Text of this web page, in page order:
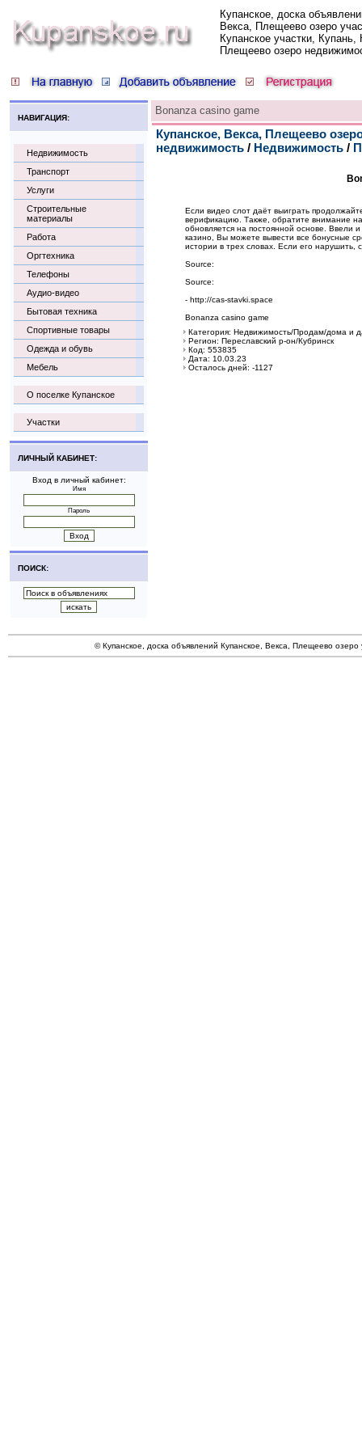
Купанское, доска
Векса, Плещеево озеро
Купанское участки, Купань,
Плещеево озеро
НАВИГАЦИЯ:
Недвижимость
Транспорт
Услуги
Строительные
материалы
Работа
Оргтехника
Телефоны
Аудио-видео
Бытовая техника
Спортивные товары
Одежда и обувь
Мебель
О поселке Купанское
Участки
ЛИЧНЫЙ КАБИНЕТ:
Вход в личный кабинет:
Имя
Пароль
ПОИСК:
Bonanza casino game
Купанское, Векса, Плещеево
недвижимость / Недвижимость /
Если видео слот даёт выиграть
верификацию. Также, обратите внимание
обновляется на постоянной основе. Ввели
казино, Вы можете вывести все бонусные
истории в трех словах. Если его нарушить,
Source:
Source:
- http://cas-stavki.space
Bonanza casino game
Категория: Недвижимость/Продам/дома и
Регион: Переславский р-он/Кубринск
Код: 553835
Дата: 10.03.23
Осталось дней: -1127
© Купанское, доска объявлений Купанское, Векса, Плещеево